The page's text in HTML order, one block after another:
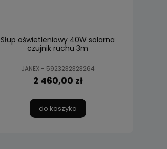
Słup oświetleniowy 40W solarna
czujnik ruchu 3m
JANEX - 5923232323264
2 460,00 zł
do koszyka